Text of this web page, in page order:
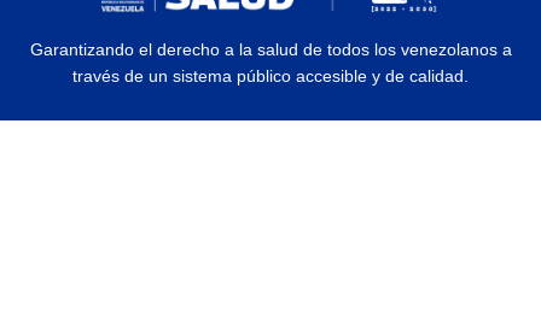
Garantizando el derecho a la salud de todos los venezolanos a
través de un sistema público accesible y de calidad.